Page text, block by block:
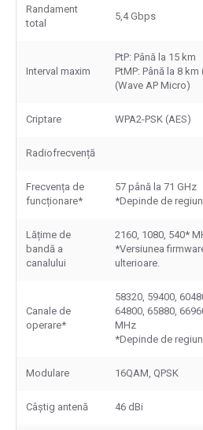
Randament
total
5,4 Gbps
Interval maxim
PtP: Până la 15 km
PtMP: Până la 8
(Wave AP Micro)
Criptare WPA2-PSK (AES)
Radiofrecvență
Frecvența de
funcționare*
57 până la 71 GHz
*Depinde de
Lățime de
bandă a
canalului
2160, 1080, 540*
*Versiunea
ulterioare.
Canale de
operare*
58320, 59400,
64800, 65880,
MHz
*Depinde de
Modulare 16QAM, QPSK
Câștig antenă 46 dBi